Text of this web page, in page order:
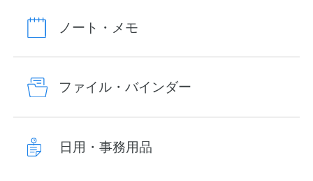
ノート・メモ
ファイル・バインダー
日用・事務用品